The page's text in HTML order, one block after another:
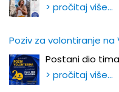
> pročitaj više…
Poziv za volontiranje na
Postani dio
> pročitaj više…